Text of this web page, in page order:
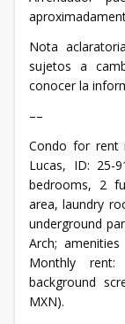
Nota
sujetos a
conocer la
––
Condo for rent
Lucas, ID: 25-
bedrooms, 2
area, laundry
underground
Arch;
Monthly
background
MXN).